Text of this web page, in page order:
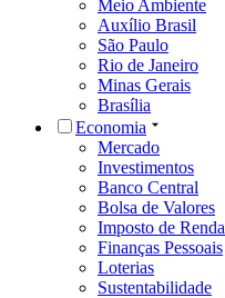
Meio Ambiente
Auxílio Brasil
São Paulo
Rio de Janeiro
Minas Gerais
Brasília
Economia
Mercado
Investimentos
Banco Central
Bolsa de Valores
Imposto de Renda
Finanças Pessoais
Loterias
Sustentabilidade